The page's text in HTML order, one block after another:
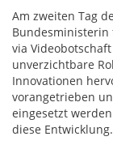
Am zweiten Tag
Bundesministerin
via
unverzichtbare
Innovationen
vorangetrieben
eingesetzt
diese Entwicklung.